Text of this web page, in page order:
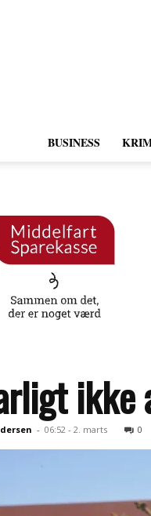
BUSINESS
- 06:52 - 2. marts 0